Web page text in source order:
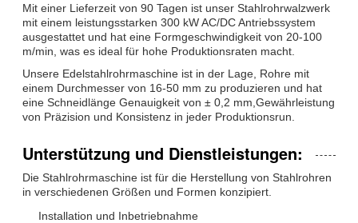
Mit einer Lieferzeit von 90 Tagen ist unser Stahlrohrwalzwerk
mit einem leistungsstarken 300 kW AC/DC Antriebssystem
ausgestattet und hat eine Formgeschwindigkeit von 20-100
m/min, was es ideal für hohe Produktionsraten macht.
Unsere Edelstahlrohrmaschine ist in der Lage, Rohre mit
einem Durchmesser von 16-50 mm zu produzieren und hat
eine Schneidlänge Genauigkeit von ± 0,2 mm,Gewährleistung
von Präzision und Konsistenz in jeder Produktionsrun.
Unterstützung und Dienstleistungen:
Die Stahlrohrmaschine ist für die Herstellung von Stahlrohren
in verschiedenen Größen und Formen konzipiert.
Installation und Inbetriebnahme